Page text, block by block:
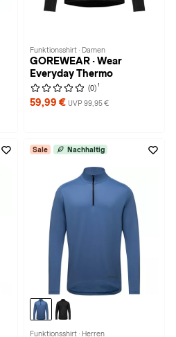
Funktionsshirt · Damen
GOREWEAR · Wear
Everyday Thermo
(0) 1
59,99 € UVP 99,95 €
Sale Nachhaltig
Funktionsshirt · Herren